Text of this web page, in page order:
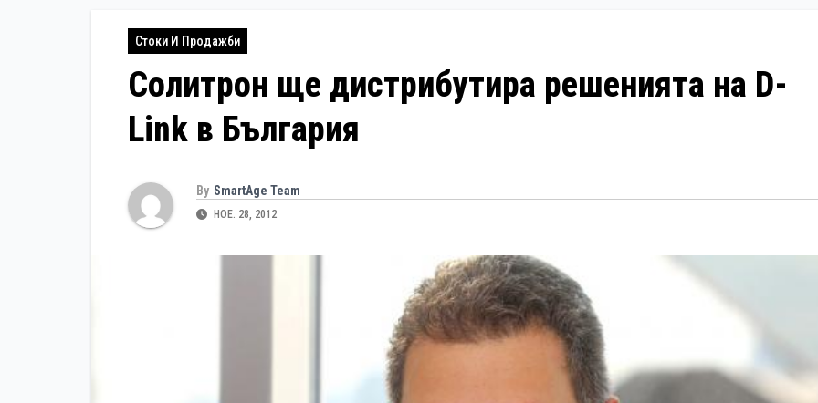
Стоки И Продажби
Солитрон ще дистрибутира решенията на D-
Link в България
By SmartAge Team
НОЕ. 28, 2012